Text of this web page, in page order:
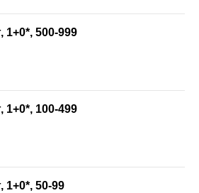
1+0*, 500-999
1+0*, 100-499
1+0*, 50-99